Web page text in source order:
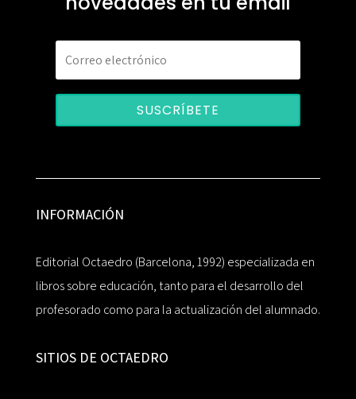
SUSCRÍBETE
INFORMACIÓN
Editorial Octaedro (Barcelona, 1992) especializada en
libros sobre educación, tanto para el desarrollo del
profesorado como para la actualización del alumnado.
SITIOS DE OCTAEDRO